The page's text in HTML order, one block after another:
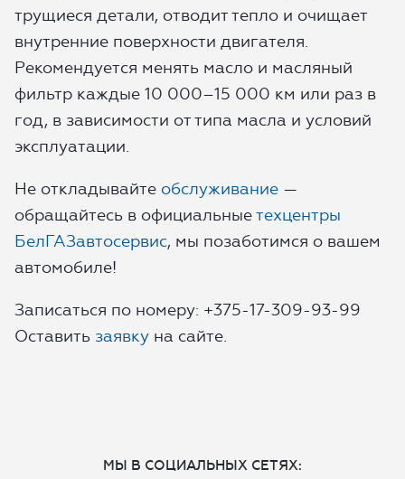
трущиеся детали, отводит тепло и очищает
внутренние поверхности двигателя.
Рекомендуется менять масло и масляный
фильтр каждые 10 000–15 000 км или раз в
год, в зависимости от типа масла и условий
эксплуатации.
Не откладывайте обслуживание —
обращайтесь в официальные техцентры
БелГАЗавтосервис, мы позаботимся о вашем
автомобиле!
Записаться по номеру: +375-17-309-93-99
Оставить заявку на сайте.
МЫ В СОЦИАЛЬНЫХ СЕТЯХ:
предоставление моих персональных данных, и
получение рекламы.